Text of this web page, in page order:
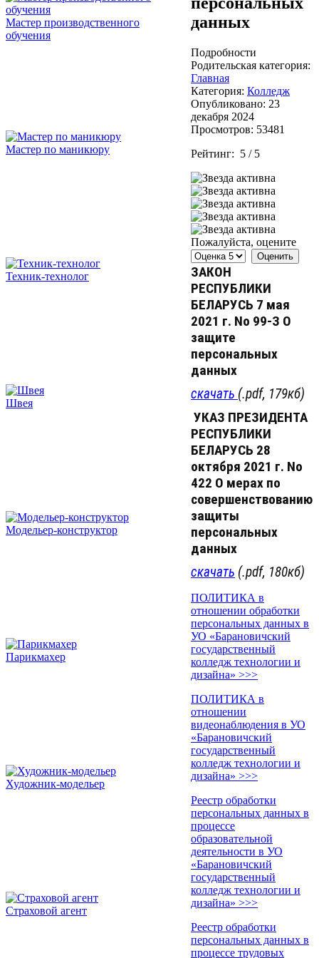
Мастер производственного
обучения
Мастер по маникюру
Техник-технолог
Швея
Модельер-конструктор
Парикмахер
Художник-модельер
Страховой агент
данных
Подробности
Родительская категория:
Главная
Категория: Колледж
Опубликовано: 23
декабря 2024
Просмотров: 53481
Рейтинг: 5 / 5
Пожалуйста, оцените
ЗАКОН
РЕСПУБЛИКИ
БЕЛАРУСЬ 7 мая
2021 г. No 99-З О
защите
персональных
данных
скачать (.pdf, 179кб)
УКАЗ ПРЕЗИДЕНТА
РЕСПУБЛИКИ
БЕЛАРУСЬ 28
октября 2021 г. No
422 О мерах по
совершенствованию
защиты
персональных
данных
скачать (.pdf, 180кб)
ПОЛИТИКА в
отношении обработки
персональных данных в
УО «Барановичский
государственный
колледж технологии и
дизайна» >>>
ПОЛИТИКА в
отношении
видеонаблюдения в УО
«Барановичский
государственный
колледж технологии и
дизайна» >>>
Реестр обработки
персональных данных в
процессе
образовательной
деятельности в УО
«Барановичский
государственный
колледж технологии и
дизайна» >>>
Реестр обработки
персональных данных в
процессе трудовых